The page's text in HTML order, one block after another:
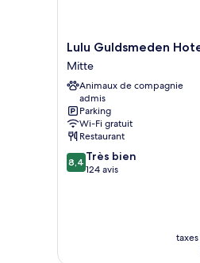
Lulu
Guldsmeden
Hotel
Mitte
Lulu Guldsmeden
Mitte
Animaux de compagnie
admis
Parking
Wi-Fi gratuit
Restaurant
8.4
sur
8,4 Très bien
124 avis